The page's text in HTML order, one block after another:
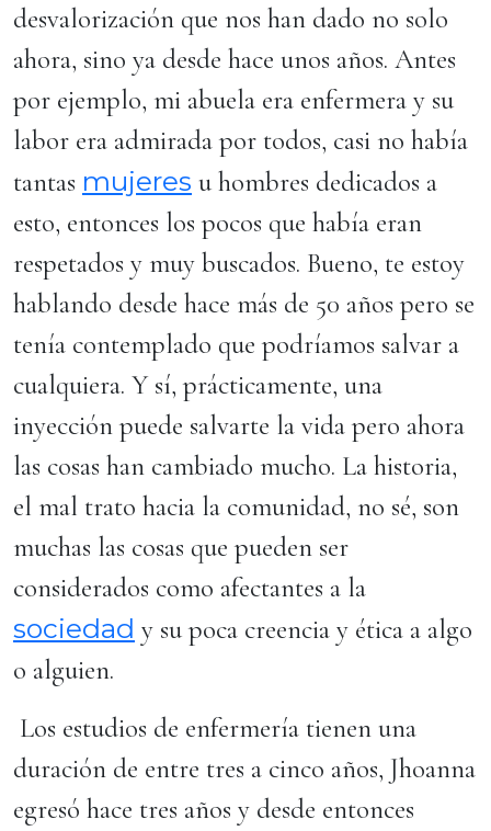
desvalorización que nos han dado no solo
ahora, sino ya desde hace unos años. Antes
por ejemplo, mi abuela era enfermera y su
labor era admirada por todos, casi no había
tantas mujeres u hombres dedicados a
esto, entonces los pocos que había eran
respetados y muy buscados. Bueno, te estoy
hablando desde hace más de 50 años pero se
tenía contemplado que podríamos salvar a
cualquiera. Y sí, prácticamente, una
inyección puede salvarte la vida pero ahora
las cosas han cambiado mucho. La historia,
el mal trato hacia la comunidad, no sé, son
muchas las cosas que pueden ser
considerados como afectantes a la
sociedad y su poca creencia y ética a algo
o alguien.
Los estudios de enfermería tienen una
duración de entre tres a cinco años, Jhoanna
egresó hace tres años y desde entonces